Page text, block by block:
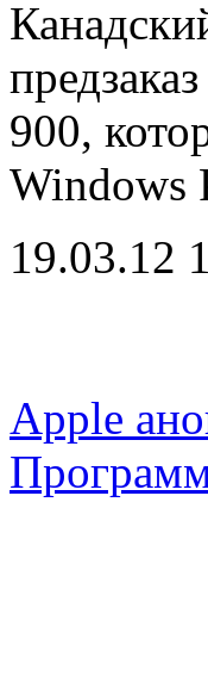
900,
Windows
19.03.12
Apple